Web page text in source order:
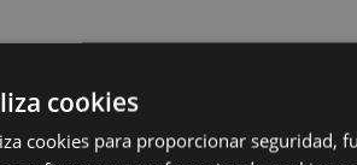
cookies
cookies para proporcionar seguridad,